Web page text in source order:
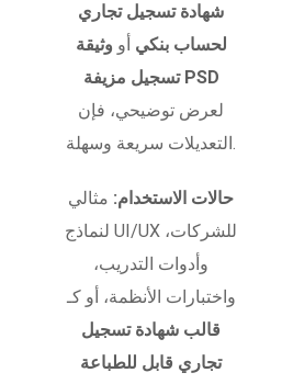
شهادة تسجيل تجاري
لحساب بنكي أو وثيقة
تسجيل مزيفة PSD
لعرض توضيحي، فإن
التعديلات سريعة وسهلة.
حالات الاستخدام: مثالي
لنماذج UI/UX للشركات،
وأدوات التدريب،
واختبارات الأنظمة، أو كـ
قالب شهادة تسجيل
تجاري قابل للطباعة